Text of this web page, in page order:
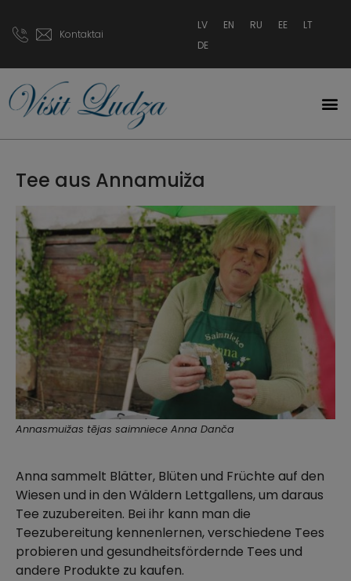
Kontaktai
LV EN RU EE
LT
DE
Tee aus Annamuiža
Annasmuižas tējas saimniece Anna Danča
Anna sammelt Blätter, Blüten und Früchte auf den
Wiesen und in den Wäldern Lettgallens, um daraus
Tee zuzubereiten. Bei ihr kann man die
Teezubereitung kennenlernen, verschiedene Tees
probieren und gesundheitsfördernde Tees und
andere Produkte zu kaufen.